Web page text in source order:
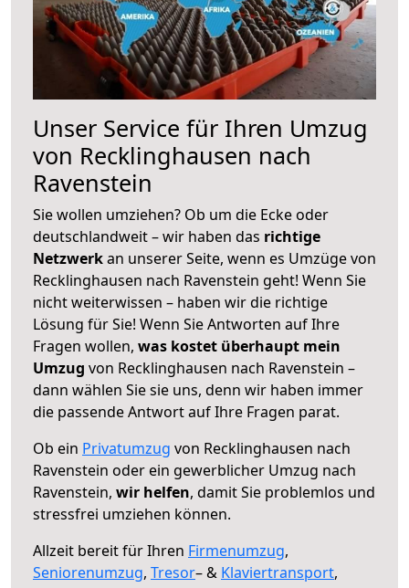
Unser Service für Ihren Umzug
von Recklinghausen nach
Ravenstein
Sie wollen umziehen? Ob um die Ecke oder
deutschlandweit – wir haben das richtige
Netzwerkan unserer Seite, wenn es Umzüge von
Recklinghausen nach Ravenstein geht! Wenn Sie
nicht weiterwissen – haben wir die richtige
Lösung für Sie! Wenn Sie Antworten auf Ihre
Fragen wollen, was kostet überhaupt mein
Umzug von Recklinghausen nach Ravenstein –
dann wählen Sie sie uns, denn wir haben immer
die passende Antwort auf Ihre Fragen parat.
Ob ein Privatumzug von Recklinghausen nach
Ravenstein oder ein gewerblicher Umzug nach
Ravenstein, wir helfen, damit Sie problemlos und
stressfrei umziehen können.
Allzeit bereit für Ihren Firmenumzug,
Seniorenumzug, Tresor– & Klaviertransport,